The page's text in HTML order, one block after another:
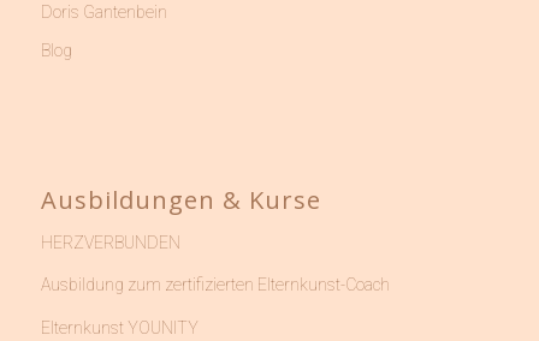
Doris Gantenbein
Blog
Ausbildungen & Kurse
HERZVERBUNDEN
Ausbildung zum zertifizierten Elternkunst-Coach
Elternkunst YOUNITY